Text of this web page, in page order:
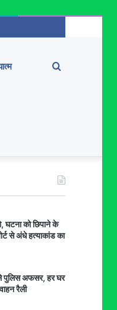
Search
घटना को छिपाने के
से अंधे हत्याकांड का
पुलिस अफसर, हर घर
रैली